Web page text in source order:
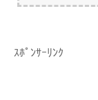
ｽﾎﾟﾝｻｰﾘﾝｸ